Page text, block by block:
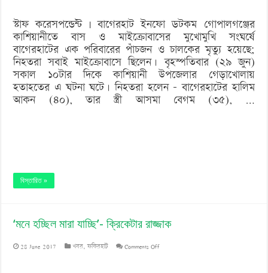
স্টাফ করেসপন্ডেন্ট | বাগেরহাট ইনফো ডটকম গোপালগঞ্জের
কাশিয়ানীতে বাস ও মাইক্রোবাসের মুখোমুখি সংঘর্ষে
বাগেরহাটের এক পরিবারের পাঁচজন ও চালকের মৃত্যু হয়েছে;
নিহতরা সবাই মাইক্রোবাসে ছিলেন। বৃহস্পতিবার (২৯ জুন)
সকাল ১০টার দিকে কাশিয়ানী উপজেলার গেড়াখোলায়
হতাহতের এ ঘটনা ঘটে। নিহতরা হলেন – বাগেরহাটের হালিম
আকন (৪০), তার স্ত্রী আসমা বেগম (৩৫), …
বিস্তারিত »
‘মনে হচ্ছিল মারা যাচ্ছি’- ক্রিকেটার রাজ্জাক
28 June 2017 খবর,ফকিরহাট Comments Offon